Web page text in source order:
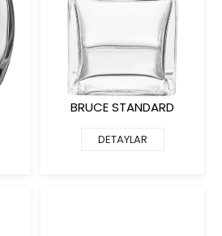
BRUCE STANDARD
DETAYLAR